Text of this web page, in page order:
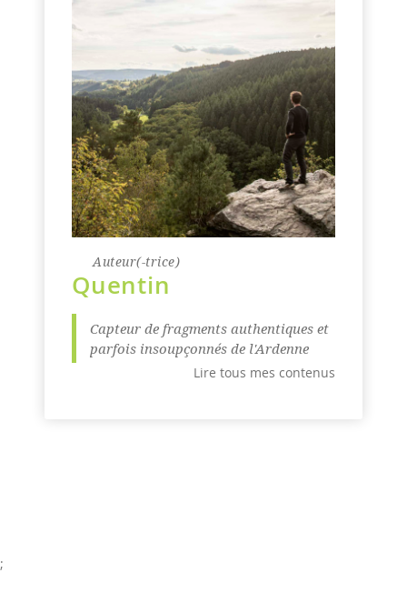
Auteur(-trice)
Quentin
Capteur de fragments authentiques et
parfois insoupçonnés de l'Ardenne
Lire tous mes contenus
;